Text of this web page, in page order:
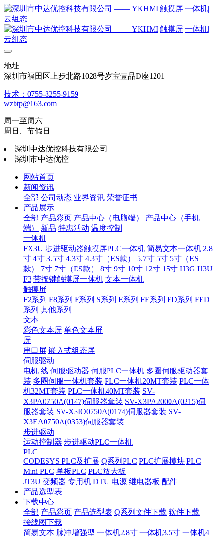
地址
深圳市福田区上步北路1028号岁宝壹品D座1201
技术：0755-8255-9159
wzbtp@163.com
周一至周六
周日、节假日
深圳中达优控科技有限公司
深圳市中达优控
网站首页
新闻资讯
全部 公司动态 业界资讯 荣誉证书
产品展示
全部 产品彩页 产品中心（电脑端）
产品中心（手机
端）
新品 特惠活动 温度控制
一体机
FX3U 步进驱动器触摸屏PLC一体机 简易文本一体机 2.8
寸 4寸 3.5寸 4.3寸 4.3寸（ES款） 5.7寸 5寸 5寸（ES
款）
7寸 7寸（ES款） 8寸 9寸 10寸 12寸 15寸 H3G H3U
F3 带按键触摸屏一体机 文本一体机
触摸屏
F2系列 F8系列 F系列 S系列 E系列 FE系列 FD系列 FED
系列 其他系列
文本
彩色文本屏 单色文本屏
屏
串口屏 嵌入式组态屏
伺服驱动
电机 线 伺服驱动器 伺服PLC一体机 多圈伺服驱动器套
装 多圈伺服一体机套装 PLC一体机20MT套装 PLC一体
机32MT套装 PLC一体机40MT套装 SV-
X3PA0750A(0147)伺服器套装 SV-X3PA2000A(0215)伺
服器套装 SV-X3IO0750A(0174)伺服器套装 SV-
X3EA0750A(0353)伺服器套装
步进驱动
运动控制器 步进驱动PLC一体机
PLC
CODESYS PLC及扩展 Q系列PLC PLC扩展模块 PLC
Mini PLC 单板PLC PLC放大板
JT3U 变频器 专用机 DTU 电源 继电器板 配件
产品选型表
下载中心
全部 产品彩页 产品选型表 Q系列文件下载 软件下载
接线图下载
简易文本 脉冲增强型 一体机2.8寸 一体机3.5寸 一体机4